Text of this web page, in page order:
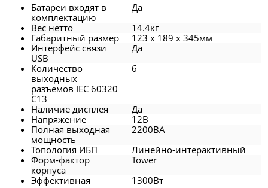
Батареи входят в
комплектацию
Да
Вес нетто
14.4кг
Габаритный размер
123 x 189 x 345мм
Интерфейс связи
USB
Да
Количество
выходных
разъемов IEC 60320
C13
6
Наличие дисплея
Да
Напряжение
12В
Полная выходная
мощность
2200ВА
Топология ИБП
Линейно-интерактивный
Форм-фактор
корпуса
Tower
Эффективная
1300Вт